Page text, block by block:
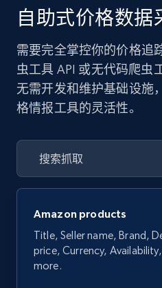
自助式价格数据
需要完全掌控你的价格追
虫工具 API 或无代码爬虫
无需开发和维护基础设施
格情报工具的灵活性。
Amazon products
Title, Seller name, Brand,
price, Currency,
more.